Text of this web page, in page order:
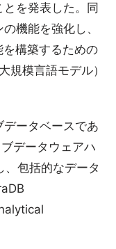
を発表した。同
機能を強化し、
構築するための
模言語モデル）
ータベースであ
データウェアハ
包括的なデータ